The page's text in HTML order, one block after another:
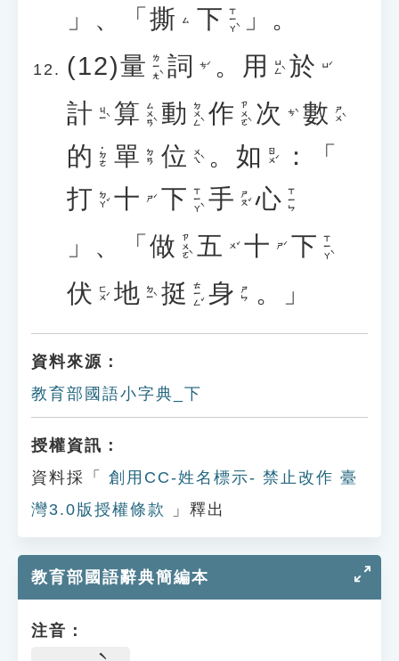
」、「 撕 ㄙ 下 ㄒㄧㄚˋ
」。
(12)量 ㄌㄧㄤˋ 詞 ㄘˊ 。 用 ㄩㄥˋ 於 ㄩˊ
計 ㄐㄧˋ 算 ㄙㄨㄢˋ 動 ㄉㄨㄥˋ 作 ㄗㄨㄛˋ 次 ㄘˋ 數 ㄕㄨˋ
的 ˙ㄉㄜ 單 ㄉㄢ 位 ㄨㄟˋ 。 如 ㄖㄨˊ
：「
打 ㄉㄚˇ 十 ㄕˊ 下 ㄒㄧㄚˋ 手 ㄕㄡˇ 心 ㄒㄧㄣ
」、「 做 ㄗㄨㄛˋ 五 ㄨˇ 十 ㄕˊ 下 ㄒㄧㄚˋ
伏 ㄈㄨˊ 地 ㄉㄧˋ 挺 ㄊㄧㄥˇ 身 ㄕㄣ 。」
資料來源：
教育部國語小字典_下
授權資訊：
資料採「
創用CC-姓名標示- 禁止改作 臺
灣3.0版授權條款
」釋出
教育部國語辭典簡編本
注音：